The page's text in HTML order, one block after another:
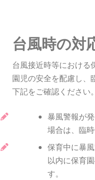
台風時の対
台風接近時等における
園児の安全を配慮し、
下記をご確認ください。
暴風警報が
場合は、臨時
保育中に暴
以内に保育
す。